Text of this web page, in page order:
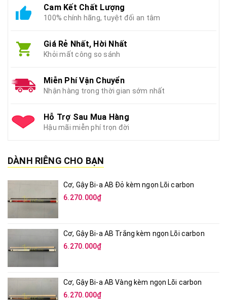
Cam Kết Chất Lượng
100% chính hãng, tuyệt đối an tâm
Giá Rẻ Nhất, Hời Nhất
Khỏi mất công so sánh
Miễn Phí Vận Chuyển
Nhận hàng trong thời gian sớm nhất
Hỗ Trợ Sau Mua Hàng
Hậu mãi miễn phí trọn đời
DÀNH RIÊNG CHO BẠN
Cơ, Gậy Bi-a AB Đỏ kèm ngọn Lõi carbon
6.270.000₫
Cơ, Gậy Bi-a AB Trắng kèm ngọn Lõi carbon
6.270.000₫
Cơ, Gậy Bi-a AB Vàng kèm ngọn Lõi carbon
6.270.000₫